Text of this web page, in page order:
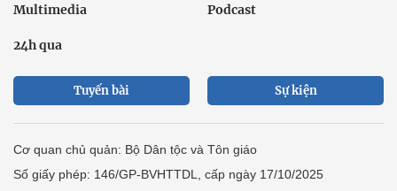
Multimedia Podcast
24h qua
Tuyến bài Sự kiện
Cơ quan chủ quản: Bộ Dân tộc và Tôn giáo
Số giấy phép: 146/GP-BVHTTDL, cấp ngày 17/10/2025